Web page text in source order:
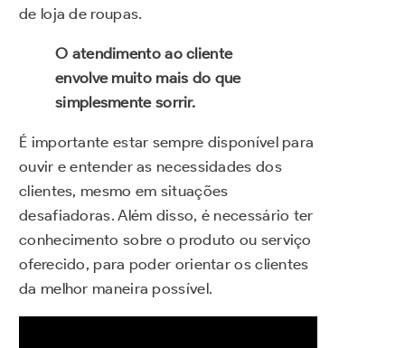
de loja de roupas.
O atendimento ao cliente
envolve muito mais do que
simplesmente sorrir.
É importante estar sempre disponível para
ouvir e entender as necessidades dos
clientes, mesmo em situações
desafiadoras. Além disso, é necessário ter
conhecimento sobre o produto ou serviço
oferecido, para poder orientar os clientes
da melhor maneira possível.